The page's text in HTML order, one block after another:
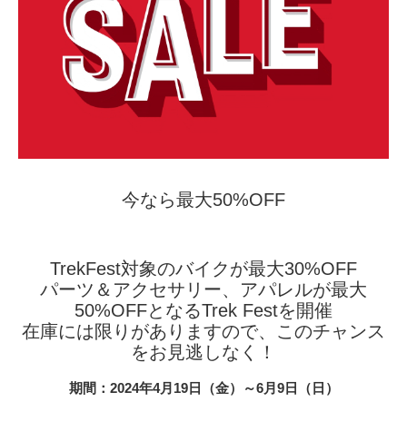
今なら最大50%OFF
TrekFest対象のバイクが最大30%OFF
パーツ＆アクセサリー、アパレルが最大
50%OFFとなるTrek Festを開催
在庫には限りがありますので、このチャンス
をお見逃しなく！
期間：2024年4月19日（金）～6月9日（日）